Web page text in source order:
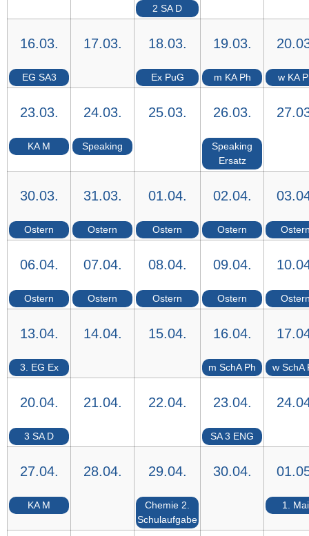
2 SA D
16.03.
EG SA3
17.03. 18.03.
Ex PuG
19.03.
m KA Ph w KA
23.03.
KA M
24.03.
Speaking
25.03. 26.03.
Speaking
Ersatz
30.03.
Ostern
31.03.
Ostern
01.04.
Ostern
02.04.
Ostern
06.04.
Ostern
07.04.
Ostern
08.04.
Ostern
09.04.
Ostern
13.04.
3. EG Ex
14.04. 15.04. 16.04.
m SchA Ph w SchA
20.04.
3 SA D
21.04. 22.04. 23.04.
SA 3 ENG
27.04.
KA M
28.04. 29.04.
Chemie 2.
Schulaufgabe
30.04.
1. Mai